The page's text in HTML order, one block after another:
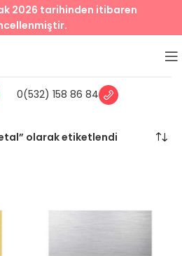
0(532) 158 86 84
olarak etiketlendi
2026 tarihinden itibaren